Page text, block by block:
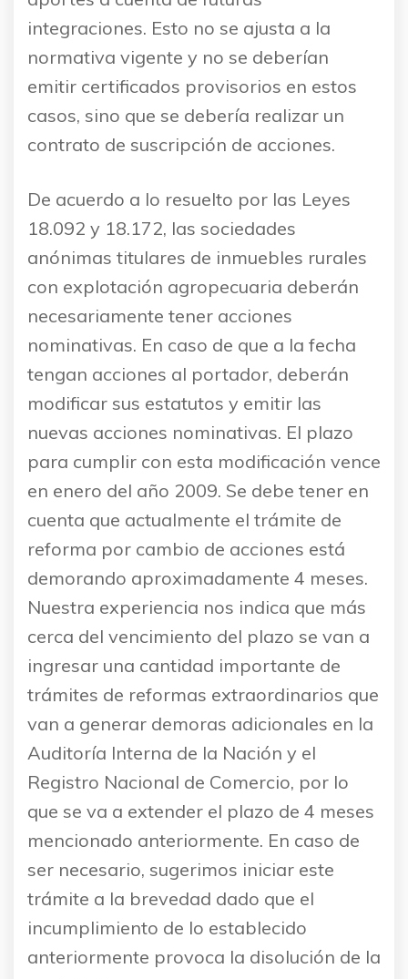
integraciones. Esto no se ajusta a la
normativa vigente y no se deberían
emitir certificados provisorios en estos
casos, sino que se debería realizar un
contrato de suscripción de acciones.
De acuerdo a lo resuelto por las Leyes
18.092 y 18.172, las sociedades
anónimas titulares de inmuebles rurales
con explotación agropecuaria deberán
necesariamente tener acciones
nominativas. En caso de que a la fecha
tengan acciones al portador, deberán
modificar sus estatutos y emitir las
nuevas acciones nominativas. El plazo
para cumplir con esta modificación vence
en enero del año 2009. Se debe tener en
cuenta que actualmente el trámite de
reforma por cambio de acciones está
demorando aproximadamente 4 meses.
Nuestra experiencia nos indica que más
cerca del vencimiento del plazo se van a
ingresar una cantidad importante de
trámites de reformas extraordinarios que
van a generar demoras adicionales en la
Auditoría Interna de la Nación y el
Registro Nacional de Comercio, por lo
que se va a extender el plazo de 4 meses
mencionado anteriormente. En caso de
ser necesario, sugerimos iniciar este
trámite a la brevedad dado que el
incumplimiento de lo establecido
anteriormente provoca la disolución de la